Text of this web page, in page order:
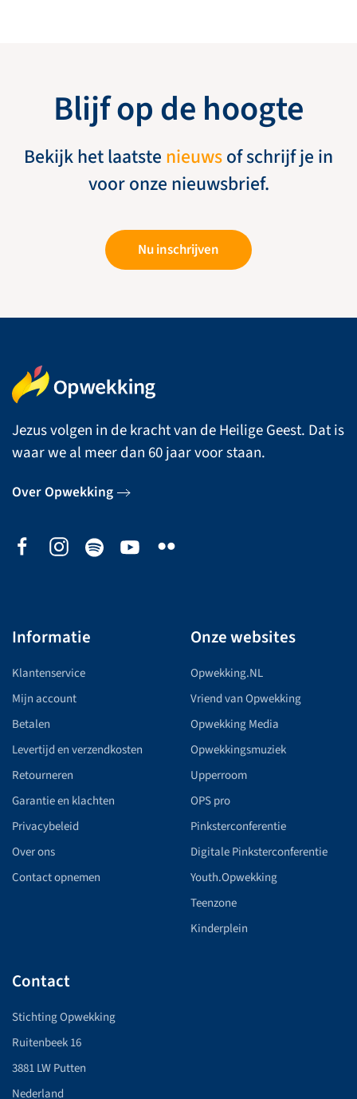
Blijf op de hoogte
Bekijk het laatste nieuwsof schrijf je in
voor onze nieuwsbrief.
Nu inschrijven
Jezus volgen in de kracht van de Heilige Geest. Dat is
waar we al meer dan 60 jaar voor staan.
Over Opwekking
Informatie
Klantenservice
Mijn account
Betalen
Levertijd en verzendkosten
Retourneren
Garantie en klachten
Privacybeleid
Over ons
Contact opnemen
Onze websites
Opwekking.NL
Vriend van Opwekking
Opwekking Media
Opwekkingsmuziek
Upperroom
OPS pro
Pinksterconferentie
Digitale Pinksterconferentie
Youth.Opwekking
Teenzone
Kinderplein
Contact
Stichting Opwekking
Ruitenbeek 16
3881 LW Putten
Nederland